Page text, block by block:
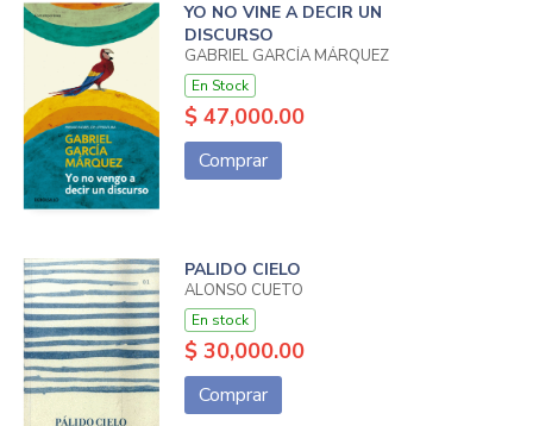
YO NO VINE A DECIR UN
DISCURSO
GABRIEL GARCÍA MÁRQUEZ
En Stock
$ 47,000.00
Comprar
PALIDO CIELO
ALONSO CUETO
En stock
$ 30,000.00
Comprar